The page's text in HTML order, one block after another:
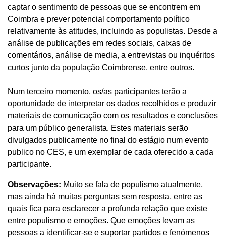
captar o sentimento de pessoas que se encontrem em
Coimbra e prever potencial comportamento político
relativamente às atitudes, incluindo as populistas. Desde a
análise de publicações em redes sociais, caixas de
comentários, análise de media, a entrevistas ou inquéritos
curtos junto da população Coimbrense, entre outros.
Num terceiro momento, os/as participantes terão a
oportunidade de interpretar os dados recolhidos e produzir
materiais de comunicação com os resultados e conclusões
para um público generalista. Estes materiais serão
divulgados publicamente no final do estágio num evento
publico no CES, e um exemplar de cada oferecido a cada
participante.
Observações: Muito se fala de populismo atualmente,
mas ainda há muitas perguntas sem resposta, entre as
quais fica para esclarecer a profunda relação que existe
entre populismo e emoções. Que emoções levam as
pessoas a identificar-se e suportar partidos e fenómenos